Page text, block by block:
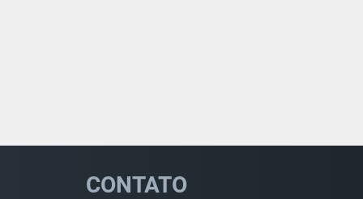
CONTATO